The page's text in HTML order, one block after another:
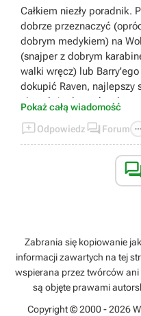
Całkiem niezły poradnik.
dobrze przeznaczyć
dobrym medykiem) na
(snajper z dobrym
walki wręcz) lub
dokupić Raven, najlepszy
nie należy do trudnych,
upierdliwe.
Pokaż całą wiadomość
Odpowiedz  Forum 
Zabrania się kopiowanie
informacji zawartych na tej
wspierana przez twórców
są objęte prawami
Copyright © 2000 - 2026